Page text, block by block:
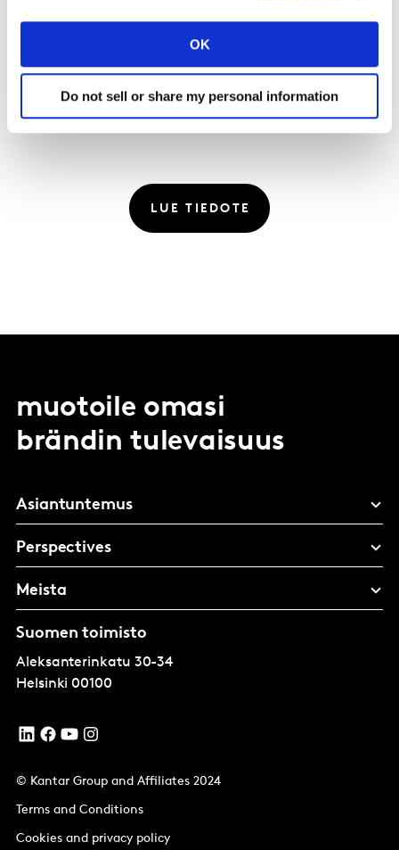
OK
Do not sell or share my personal information
LUE TIEDOTE
muotoile omasi
brändin tulevaisuus
Asiantuntemus
Perspectives
Meista
Suomen toimisto
Aleksanterinkatu 30-34
Helsinki 00100
© Kantar Group and Affiliates 2024
Terms and Conditions
Cookies and privacy policy